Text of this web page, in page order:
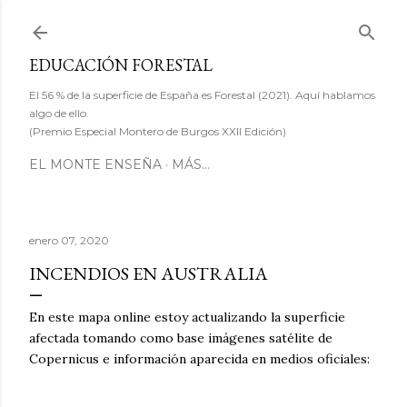
EDUCACIÓN FORESTAL
El 56 % de la superficie de España es Forestal (2021). Aquí hablamos
algo de ello.
(Premio Especial Montero de Burgos XXII Edición)
EL MONTE ENSEÑA MÁS…
enero 07, 2020
INCENDIOS EN AUSTRALIA
En este mapa online estoy actualizando la superficie
afectada tomando como base imágenes satélite de
Copernicus e información aparecida en medios oficiales: